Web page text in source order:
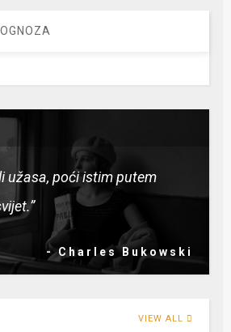
užasa, poći istim putem
- Charles Bukowski
VIEW ALL